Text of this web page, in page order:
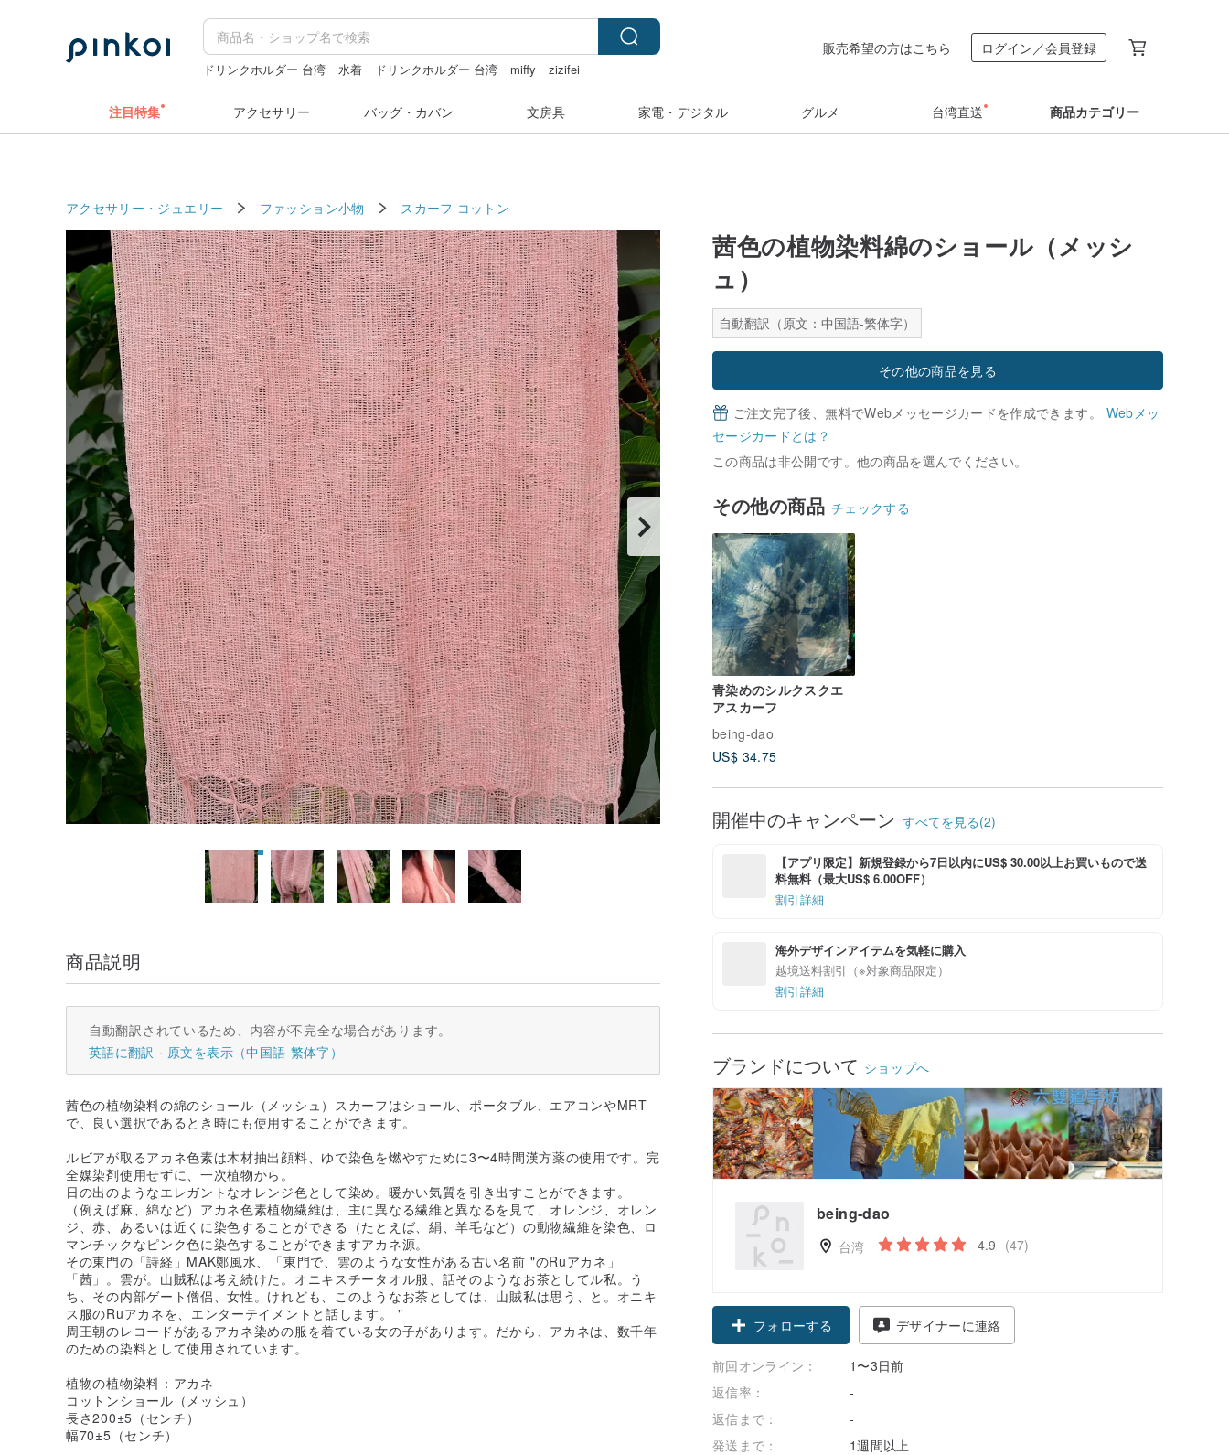
ドリンクホルダー 台湾 水着 ドリンクホルダー 台湾 miffy
zizifei
販売希望の方はこちら ログイン／会員登録
注目特集 アクセサリー バッグ・カバン 文房具 家電・デジタル グルメ 台湾直送 商品カテゴリー
アクセサリー・ジュエリー ファッション小物 スカーフ コットン
茜色の植物染料綿のショール（メッシ
ュ）
自動翻訳（原文：中国語-繁体字）
その他の商品を見る
ご注文完了後、無料でWebメッセージカードを作成できます。 Webメッ
セージカードとは？
この商品は非公開です。他の商品を選んでください。
その他の商品 チェックする
青染めのシルクスクエ
アスカーフ
being-dao
US$ 34.75
開催中のキャンペーン すべてを見る(2)
【アプリ限定】新規登録から7日以内にUS$ 30.00以上お買いもので送
料無料（最大US$ 6.00OFF）
割引詳細
海外デザインアイテムを気軽に購入
越境送料割引（※対象商品限定）
割引詳細
ブランドについて ショップへ
being-dao
台湾 4.9 (47)
フォローする デザイナーに連絡
前回オンライン：
1〜3日前
返信率：
-
返信まで：
-
発送まで：
1週間以上
商品説明
自動翻訳されているため、内容が不完全な場合があります。
英語に翻訳
原文を表示（中国語-繁体字）
茜色の植物染料の綿のショール（メッシュ）スカーフはショール、ポータブル、エアコンやMRT
で、良い選択であるとき時にも使用することができます。
ルビアが取るアカネ色素は木材抽出顔料、ゆで染色を燃やすために3〜4時間漢方薬の使用です。完
全媒染剤使用せずに、一次植物から。
日の出のようなエレガントなオレンジ色として染め。暖かい気質を引き出すことができます。
（例えば麻、綿など）アカネ色素植物繊維は、主に異なる繊維と異なるを見て、オレンジ、オレン
ジ、赤、あるいは近くに染色することができる（たとえば、絹、羊毛など）の動物繊維を染色、ロ
マンチックなピンク色に染色することができますアカネ源。
その東門の「詩経」MAK鄭風水、「東門で、雲のような女性がある古い名前 "のRuアカネ」
「茜」。雲が。山賊私は考え続けた。オニキスチータオル服、話そのようなお茶としてル私。う
ち、その内部ゲート僧侶、女性。けれども、このようなお茶としては、山賊私は思う、と。オニキ
ス服のRuアカネを、エンターテイメントと話します。 "
周王朝のレコードがあるアカネ染めの服を着ている女の子があります。だから、アカネは、数千年
のための染料として使用されています。
植物の植物染料：アカネ
コットンショール（メッシュ）
長さ200±5（センチ）
幅70±5（センチ）